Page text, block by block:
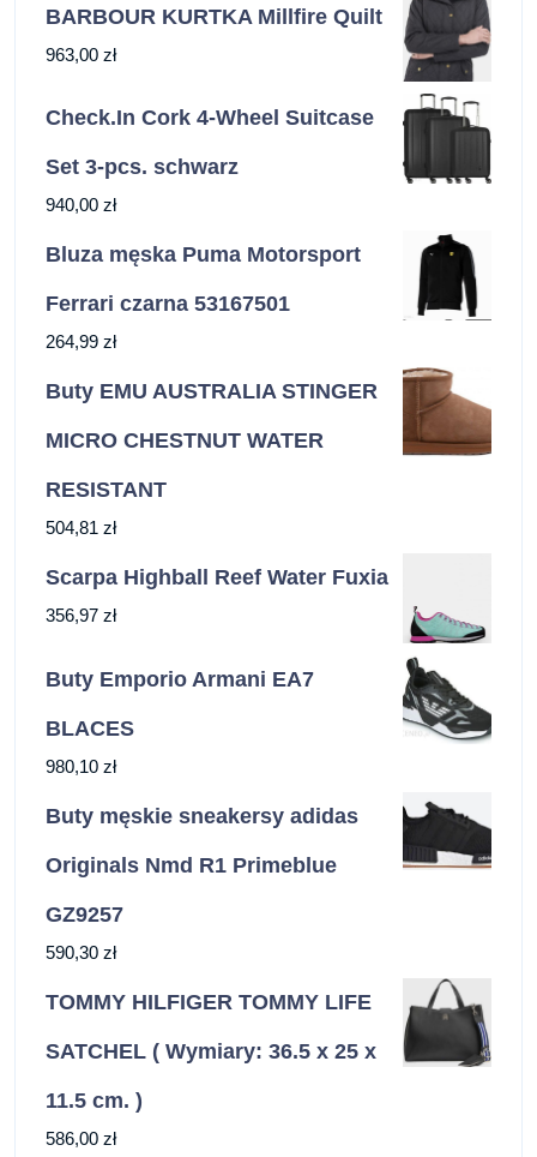
BARBOUR KURTKA Millfire Quilt
963,00 zł
Check.In Cork 4-Wheel Suitcase
Set 3-pcs. schwarz
940,00 zł
Bluza męska Puma Motorsport
Ferrari czarna 53167501
264,99 zł
Buty EMU AUSTRALIA STINGER
MICRO CHESTNUT WATER
RESISTANT
504,81 zł
Scarpa Highball Reef Water Fuxia
356,97 zł
Buty Emporio Armani EA7
BLACES
980,10 zł
Buty męskie sneakersy adidas
Originals Nmd R1 Primeblue
GZ9257
590,30 zł
TOMMY HILFIGER TOMMY LIFE
SATCHEL ( Wymiary: 36.5 x 25 x
11.5 cm. )
586,00 zł